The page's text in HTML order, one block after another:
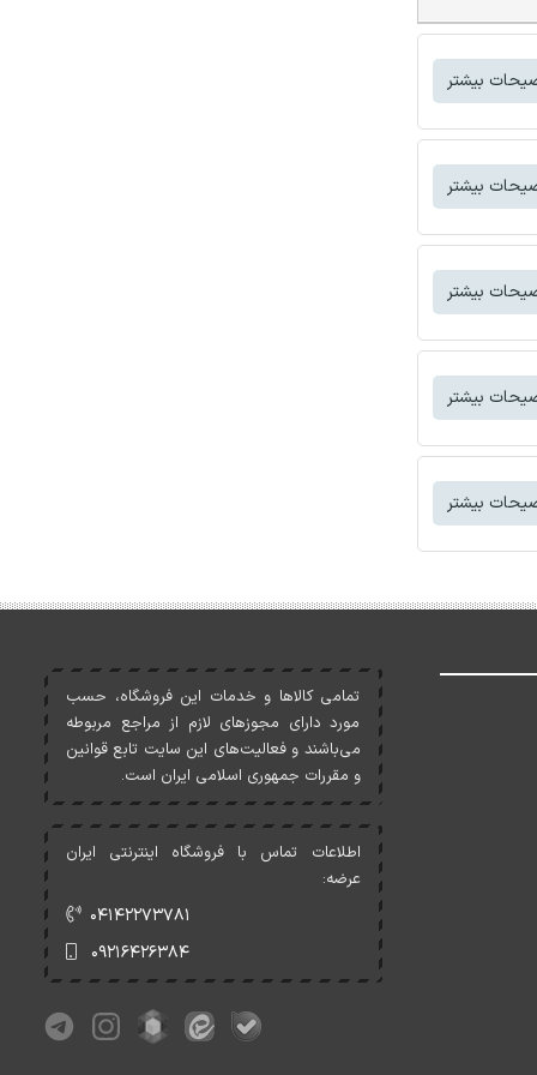
بیشتر
بیشتر
بیشتر
بیشتر
بیشتر
تمامی کالاها و خدمات اين فروشگاه، حسب
مورد دارای مجوزهای لازم از مراجع مربوطه
می‌باشند و فعاليت‌های اين سايت تابع قوانين
و مقررات جمهوری اسلامی ايران است.
اطلاعات تماس با فروشگاه اینترنتی ایران
عرضه:
۰۴۱۴۲۲۷۳۷۸۱
۰۹۲۱۶۴۲۶۳۸۴